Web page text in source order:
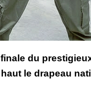
du
le drapeau